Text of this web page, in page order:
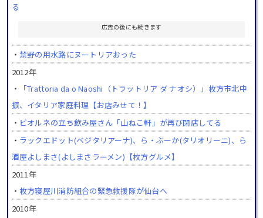
る
広告の後にも続きます
・ 禁野の用水路にヌートリアおった
2012年
・
「Trattoria da o Naoshi（トラットリア ダ ナオシ）」枚方市北中
振、イタリア家庭料理【お店みせて！】
・ ビオルネの立ち飲み屋さん「山ねこ軒」が再び閉店してる
・ ラックエドット(ベジタリアーナ)、ら・ぶーか(タリオリーニ)、ら
酒屋よしまさ(よしまさラーメン)【枚方グルメ】
2011年
・ 枚方寝屋川消防組合の緊急救援隊が仙台へ
2010年